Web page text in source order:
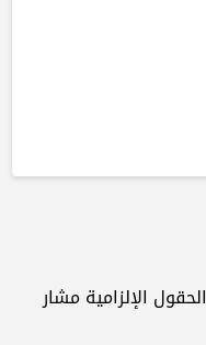
الحقول الإلزامية مشار